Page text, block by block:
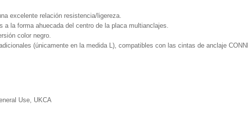
excelente relación resistencia/ligereza.
a la forma ahuecada del centro de la placa multianclajes.
color negro.
(únicamente en la medida L), compatibles con las cintas de anclaje
Use, UKCA